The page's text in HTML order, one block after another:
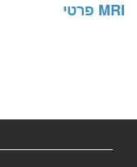
MRI פרטי